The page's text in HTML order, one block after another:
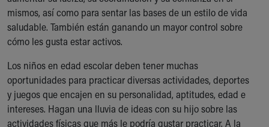
Ronald McDonald House Care Mobile
Health Centers
Symptom Checker
Financial Services
Price Estimates
Family Supports
Sports Health Services Provider for Akron Zips
New Parents
Find a Pediatrics Location
mismos, así como para sentar las bases de un estilo de vida
saludable. También están ganando un mayor control sobre
cómo les gusta estar activos.
Los niños en edad escolar deben tener muchas
oportunidades para practicar diversas actividades, deportes
y juegos que encajen en su personalidad, aptitudes, edad e
intereses. Hagan una lluvia de ideas con su hijo sobre las
actividades físicas que más le podría gustar practicar. A la